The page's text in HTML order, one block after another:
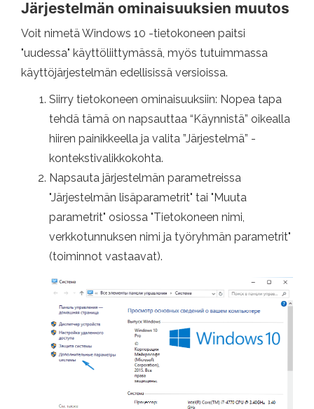
Järjestelmän ominaisuuksien muutos
Voit nimetä Windows 10 -tietokoneen paitsi
"uudessa" käyttöliittymässä, myös tutuimmassa
käyttöjärjestelmän edellisissä versioissa.
Siirry tietokoneen ominaisuuksiin: Nopea tapa
tehdä tämä on napsauttaa “Käynnistä” oikealla
hiiren painikkeella ja valita ”Järjestelmä” -
kontekstivalikkokohta.
Napsauta järjestelmän parametreissa
"Järjestelmän lisäparametrit" tai "Muuta
parametrit" osiossa "Tietokoneen nimi,
verkkotunnuksen nimi ja työryhmän parametrit"
(toiminnot vastaavat).